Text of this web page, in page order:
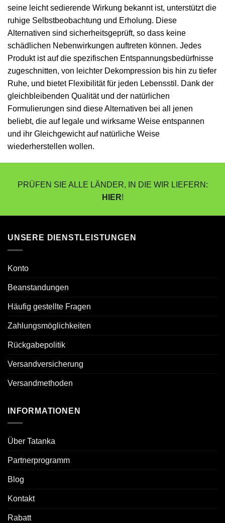
seine leicht sedierende Wirkung bekannt ist, unterstützt die
ruhige Selbstbeobachtung und Erholung. Diese
Alternativen sind sicherheitsgeprüft, so dass keine
schädlichen Nebenwirkungen auftreten können. Jedes
Produkt ist auf die spezifischen Entspannungsbedürfnisse
zugeschnitten, von leichter Dekompression bis hin zu tiefer
Ruhe, und bietet Flexibilität für jeden Lebensstil. Dank der
gleichbleibenden Qualität und der natürlichen
Formulierungen sind diese Alternativen bei all jenen
beliebt, die auf legale und wirksame Weise entspannen
und ihr Gleichgewicht auf natürliche Weise
wiederherstellen wollen.
PRÜFEN SIE ALLE LÄNDER, IN DIE WIR LIEFERN:
HIER!
UNSERE DIENSTLEISTUNGEN
Konto
Beanstandungen
Häufig gestellte Fragen
Zahlungsmöglichkeiten
Rückgabepolitik
Versandversicherung
Versandmethoden
INFORMATIONEN
Über Tatanka
Partnerprogramm
Blog
Kontakt
Rabatt